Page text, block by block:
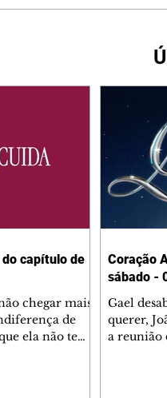
capítulo de
chegar mais
de
ela não tem
Coração
sábado -
Gael
querer,
a reunião